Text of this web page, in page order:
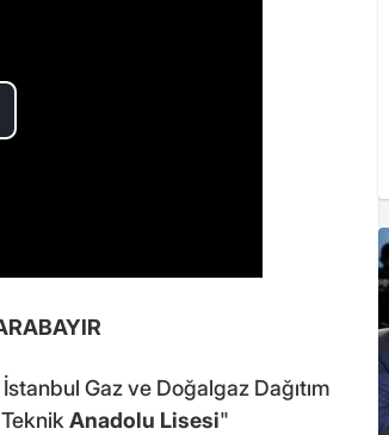
Gaz ve Doğalgaz Dağıtım
Anadolu Lisesi"